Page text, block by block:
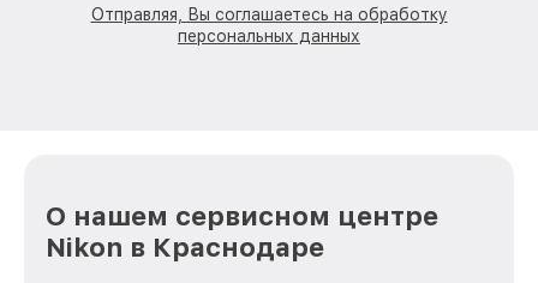
Отправляя, Вы соглашаетесь на обработку
персональных данных
О нашем сервисном центре
Nikon в Краснодаре